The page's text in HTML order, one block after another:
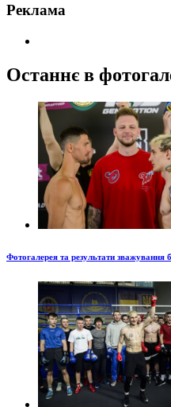
Реклама
Останнє в
Фотогалерея та результати